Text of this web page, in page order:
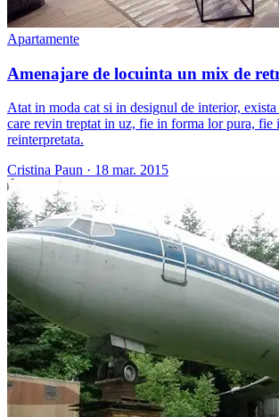
Apartamente
Amenajare de locuinta un mix de
Atat in moda cat si in designul de interior,
care revin treptat in uz, fie in forma lor pura, fie
reinterpretata.
Cristina Paun · 18 mar. 2015